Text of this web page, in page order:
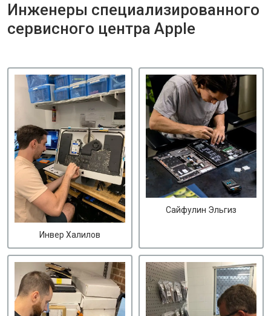
Инженеры специализированного
сервисного центра Apple
Инвер Халилов
Сайфулин Эльгиз